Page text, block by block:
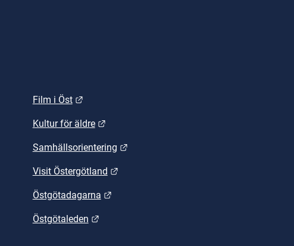
Film i Öst Länk till annan webbplats.
Kultur för äldre Länk till annan webbplats.
Samhällsorientering Länk till annan webbplats.
Visit Östergötland Länk till annan webbplats.
Östgötadagarna Länk till annan webbplats.
Östgötaleden Länk till annan webbplats.